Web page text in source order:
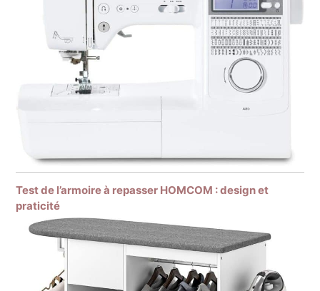
Test de l’armoire à repasser HOMCOM : design et
praticité